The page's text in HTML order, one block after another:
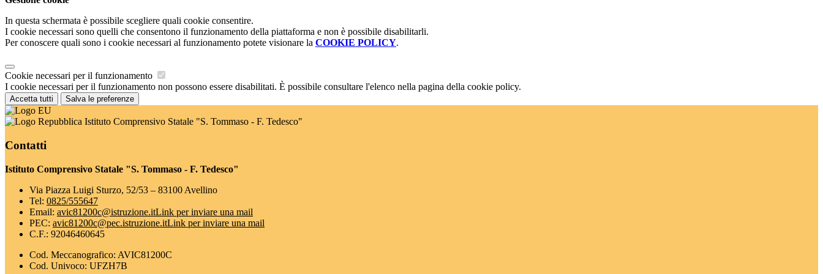
In questa schermata è possibile scegliere quali cookie consentire.
I cookie necessari sono quelli che consentono il funzionamento della piattaforma e non è possibile disabilitarli.
Per conoscere quali sono i cookie necessari al funzionamento potete visionare la COOKIE POLICY.
Cookie necessari per il funzionamento
I cookie necessari per il funzionamento non possono essere disabilitati. È possibile consultare l'elenco nella pagina della cookie policy.
Accetta tutti Salva le preferenze
Istituto Comprensivo Statale "S. Tommaso - F. Tedesco"
Contatti
Istituto Comprensivo Statale "S. Tommaso - F. Tedesco"
Via Piazza Luigi Sturzo, 52/53 – 83100 Avellino
Tel: 0825/555647
Email: avic81200c@istruzione.itLink per inviare una mail
PEC: avic81200c@pec.istruzione.itLink per inviare una mail
C.F.: 92046460645
Cod. Meccanografico: AVIC81200C
Cod. Univoco: UFZH7B